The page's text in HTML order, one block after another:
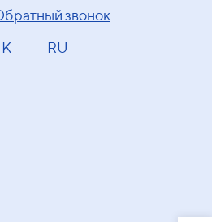
звонок
RU